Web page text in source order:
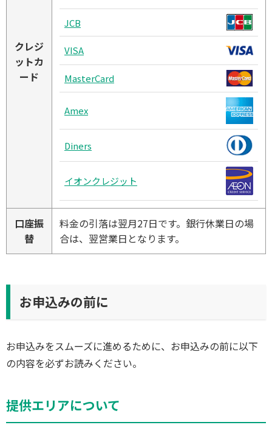
クレジ
ットカ
ード
JCB
VISA
MasterCard
Amex
Diners
イオンクレジット
口座振
替
料金の引落は翌月27日です。銀行休業日の場
合は、翌営業日となります。
お申込みの前に
お申込みをスムーズに進めるために、お申込みの前に以下
の内容を必ずお読みください。
提供エリアについて